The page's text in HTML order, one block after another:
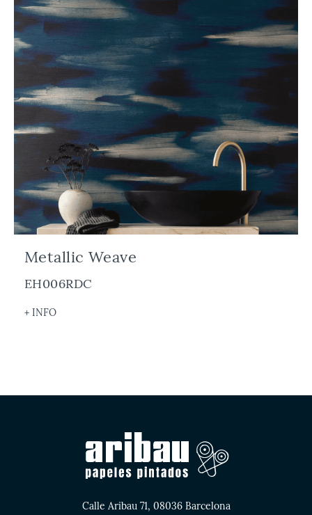
Metallic Weave
EH006RDC
+ INFO
Calle Aribau 71, 08036 Barcelona